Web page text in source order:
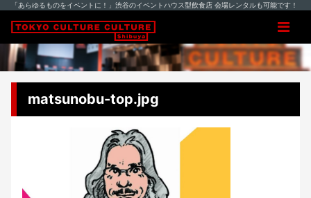
「あらゆるものをイベントに！」渋谷のイベントハウス型飲食店 会場レンタルも可能です！
matsunobu-top.jpg